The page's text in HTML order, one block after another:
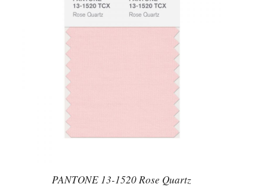
PANTONE 13-1520 Rose Quartz